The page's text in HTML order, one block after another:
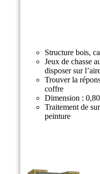
Structure bois,
Jeux de chasse
disposer sur
Trouver la
coffre ​
Dimension :
Traitement de
peinture